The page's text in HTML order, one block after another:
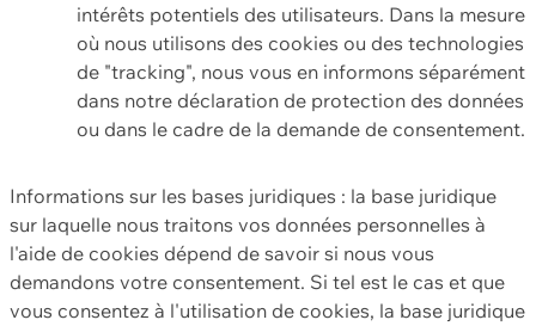
intérêts potentiels des utilisateurs. Dans la mesure
où nous utilisons des cookies ou des technologies
de "tracking", nous vous en informons séparément
dans notre déclaration de protection des données
ou dans le cadre de la demande de consentement.
Informations sur les bases juridiques : la base juridique
sur laquelle nous traitons vos données personnelles à
l'aide de cookies dépend de savoir si nous vous
demandons votre consentement. Si tel est le cas et que
vous consentez à l'utilisation de cookies, la base juridique